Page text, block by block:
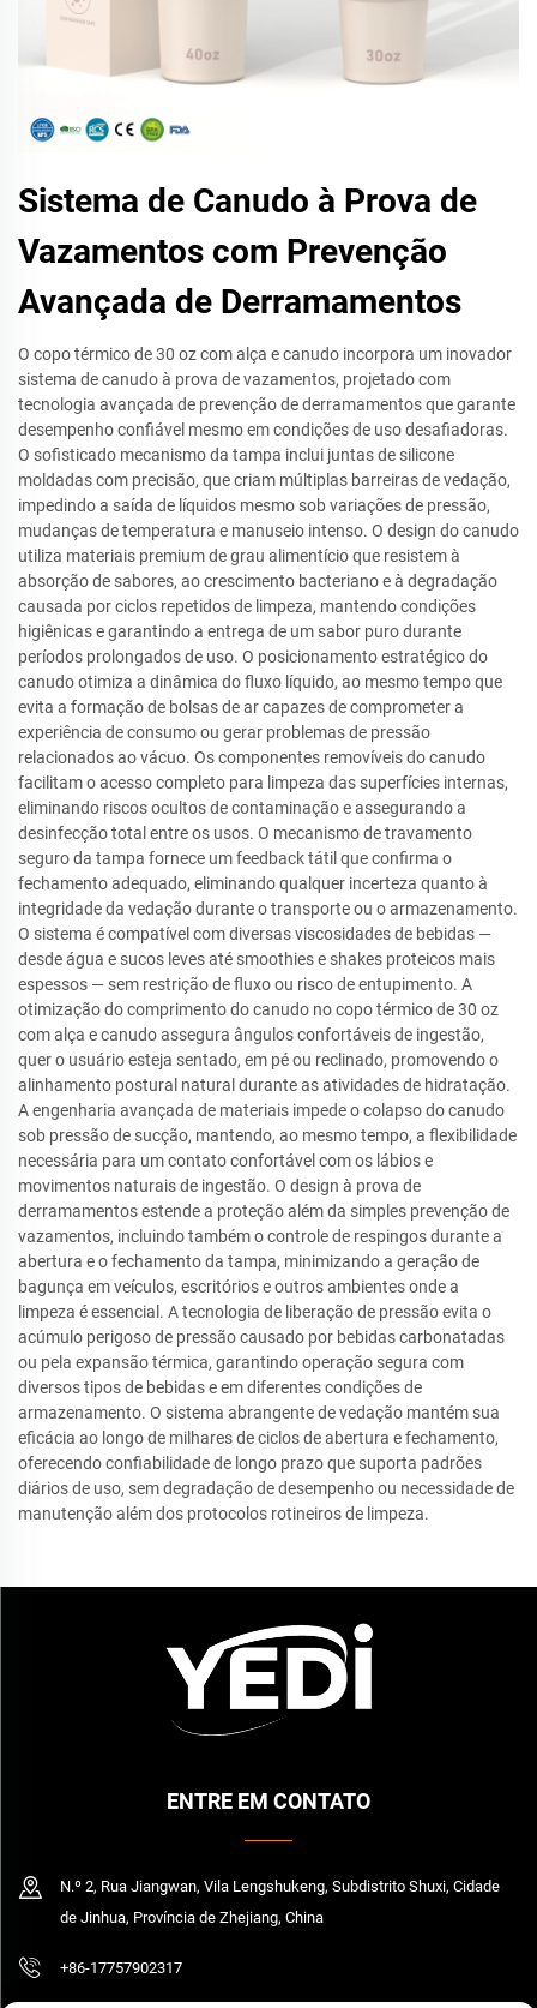
Sistema de Canudo à Prova de
Vazamentos com Prevenção
Avançada de Derramamentos
O copo térmico de 30 oz com alça e canudo incorpora um inovador
sistema de canudo à prova de vazamentos, projetado com
tecnologia avançada de prevenção de derramamentos que garante
desempenho confiável mesmo em condições de uso desafiadoras.
O sofisticado mecanismo da tampa inclui juntas de silicone
moldadas com precisão, que criam múltiplas barreiras de vedação,
impedindo a saída de líquidos mesmo sob variações de pressão,
mudanças de temperatura e manuseio intenso. O design do canudo
utiliza materiais premium de grau alimentício que resistem à
absorção de sabores, ao crescimento bacteriano e à degradação
causada por ciclos repetidos de limpeza, mantendo condições
higiênicas e garantindo a entrega de um sabor puro durante
períodos prolongados de uso. O posicionamento estratégico do
canudo otimiza a dinâmica do fluxo líquido, ao mesmo tempo que
evita a formação de bolsas de ar capazes de comprometer a
experiência de consumo ou gerar problemas de pressão
relacionados ao vácuo. Os componentes removíveis do canudo
facilitam o acesso completo para limpeza das superfícies internas,
eliminando riscos ocultos de contaminação e assegurando a
desinfecção total entre os usos. O mecanismo de travamento
seguro da tampa fornece um feedback tátil que confirma o
fechamento adequado, eliminando qualquer incerteza quanto à
integridade da vedação durante o transporte ou o armazenamento.
O sistema é compatível com diversas viscosidades de bebidas —
desde água e sucos leves até smoothies e shakes proteicos mais
espessos — sem restrição de fluxo ou risco de entupimento. A
otimização do comprimento do canudo no copo térmico de 30 oz
com alça e canudo assegura ângulos confortáveis de ingestão,
quer o usuário esteja sentado, em pé ou reclinado, promovendo o
alinhamento postural natural durante as atividades de hidratação.
A engenharia avançada de materiais impede o colapso do canudo
sob pressão de sucção, mantendo, ao mesmo tempo, a flexibilidade
necessária para um contato confortável com os lábios e
movimentos naturais de ingestão. O design à prova de
derramamentos estende a proteção além da simples prevenção de
vazamentos, incluindo também o controle de respingos durante a
abertura e o fechamento da tampa, minimizando a geração de
bagunça em veículos, escritórios e outros ambientes onde a
limpeza é essencial. A tecnologia de liberação de pressão evita o
acúmulo perigoso de pressão causado por bebidas carbonatadas
ou pela expansão térmica, garantindo operação segura com
diversos tipos de bebidas e em diferentes condições de
armazenamento. O sistema abrangente de vedação mantém sua
eficácia ao longo de milhares de ciclos de abertura e fechamento,
oferecendo confiabilidade de longo prazo que suporta padrões
diários de uso, sem degradação de desempenho ou necessidade de
manutenção além dos protocolos rotineiros de limpeza.
ENTRE EM CONTATO
N.º 2, Rua Jiangwan, Vila Lengshukeng, Subdistrito Shuxi, Cidade
de Jinhua, Província de Zhejiang, China
+86-17757902317